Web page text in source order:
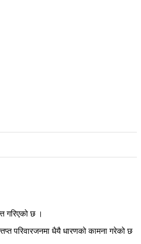
गरिएको छ ।
परिवारजनमा धैयै धारणको कामना गरेको छ